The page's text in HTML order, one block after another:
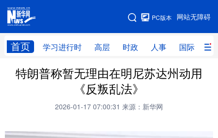
网站无障碍
PC版本
首页 学习进行时 高层 时政 人事 国际 财
网站地图
学习进行时 高层 时政 人事
财经 网评
科技 科创
特朗普称暂无理由在明尼苏达州动用
《反叛乱法》
2026-01-17 07:00:31 来源：新华网